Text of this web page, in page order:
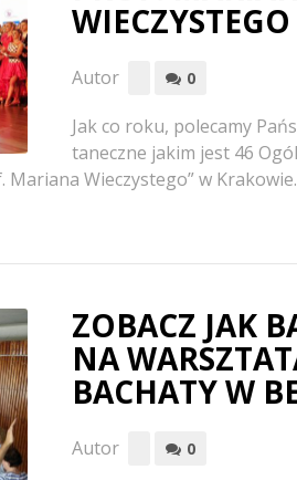
Autor 0
Jak co roku, polecamy
taneczne jakim jest 46
Mariana Wieczystego” w
ZOBACZ JAK
NA
BACHATY W
Autor 0